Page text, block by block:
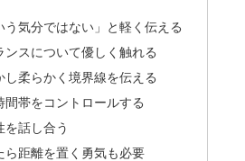
う気分ではない」と軽く伝える
ンスについて優しく触れる
し柔らかく境界線を伝える
間帯をコントロールする
を話し合う
ら距離を置く勇気も必要